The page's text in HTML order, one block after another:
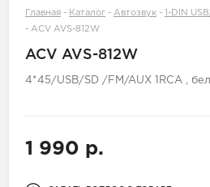
Главная - Каталог - Автозвук -
1-DIN
- ACV AVS-812W
ACV AVS-812W
4*45/USB/SD /FM/AUX 1RCA ,
1 990 р.